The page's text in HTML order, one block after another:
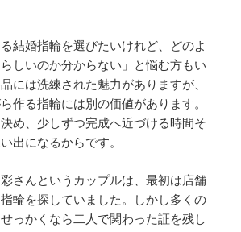
る結婚指輪を選びたいけれど、どのよ
しいのか分からない」と悩む方もい
には洗練された魅力がありますが、
作る指輪には別の価値があります。
め、少しずつ完成へ近づける時間そ
出になるからです。
さんというカップルは、最初は店舗
輪を探していました。しかし多くの
っかくなら二人で関わった証を残し